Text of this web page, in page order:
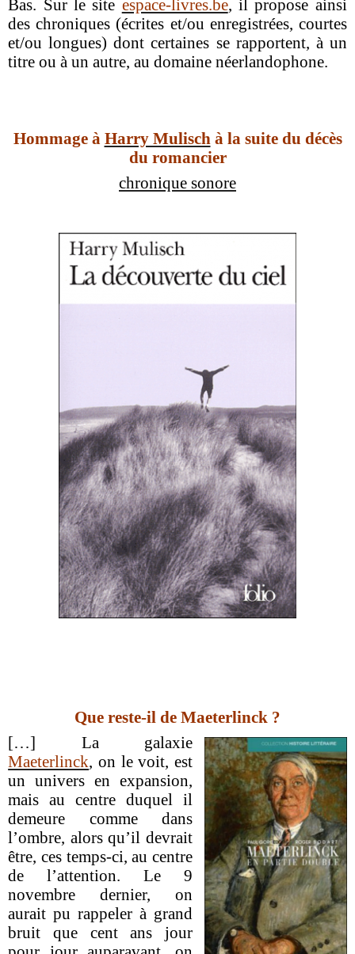
Bas. Sur le site espace-livres.be, il propose ainsi
des chroniques (écrites et/ou enregistrées, courtes
et/ou longues) dont certaines se rapportent, à un
titre ou à un autre, au domaine néerlandophone.
Hommage à Harry Mulisch à la suite du décès
du romancier
chronique sonore
Que reste-il de Maeterlinck ?
[…] La galaxie
Maeterlinck, on le voit, est
un univers en expansion,
mais au centre duquel il
demeure comme dans
l’ombre, alors qu’il devrait
être, ces temps-ci, au centre
de l’attention. Le 9
novembre dernier, on
aurait pu rappeler à grand
bruit que cent ans jour